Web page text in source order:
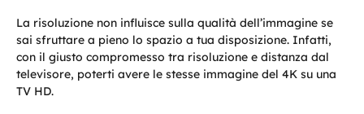
La risoluzione non influisce sulla qualità dell’immagine se
sai sfruttare a pieno lo spazio a tua disposizione. Infatti,
con il giusto compromesso tra risoluzione e distanza dal
televisore, poterti avere le stesse immagine del 4K su una
TV HD.